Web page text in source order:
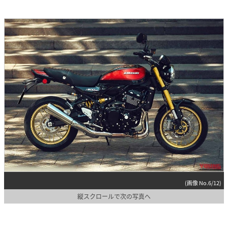
(画像 No.6/12)
縦スクロールで次の写真へ